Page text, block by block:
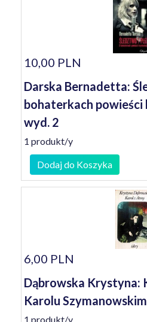
10,00 PLN
Darska Bernadetta:
bohaterkach powieści
wyd. 2
1 produkt/y
Dodaj do Koszyka
6,00 PLN
Dąbrowska Krystyna:
Karolu
1 produkt/y